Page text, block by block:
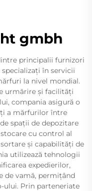
gmbh
principalii furnizori
în servicii
la nivel mondial.
urmărire și facilități
compania asigură o
a mărfurilor între
spații de depozitare
cu control al
și capabilități de
utilizează tehnologii
expedierilor,
de vamă, permițând
ului. Prin parteneriate